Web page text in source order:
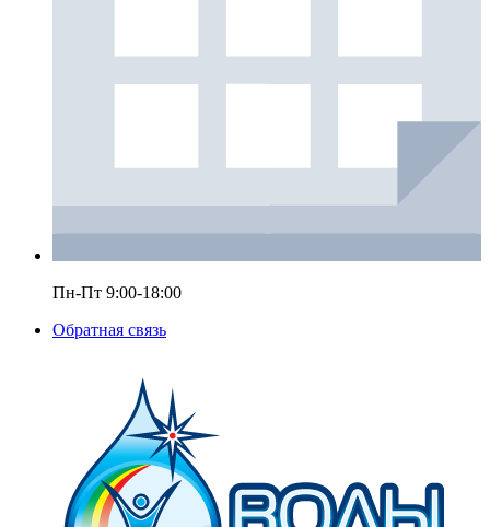
Пн-Пт 9:00-18:00
Обратная связь